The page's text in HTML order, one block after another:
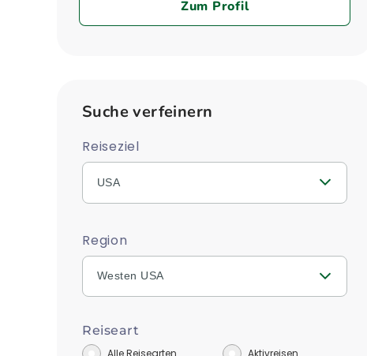
Zum Profil
Suche verfeinern
Reiseziel
USA
Region
Westen USA
Reiseart
Alle Reisearten
Aktivreisen